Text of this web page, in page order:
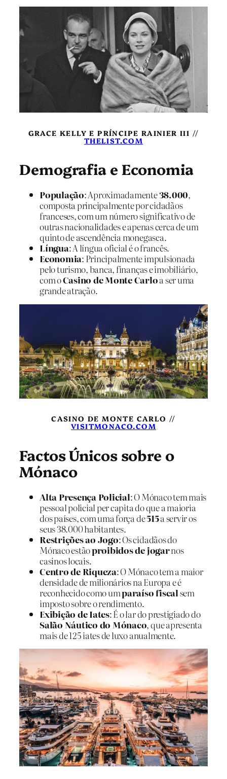
GRACE KELLY E PRÍNCIPE RAINIER III //
THELIST.COM
Demografia e Economia
População: Aproximadamente38.000,
composta principalmente por cidadãos
franceses, com um número significativo de
outras nacionalidades e apenas cerca de um
quinto de ascendência monegasca.
Língua: A língua oficial é o francês.
Economia: Principalmente impulsionada
pelo turismo, banca, finanças e imobiliário,
com oCasino de Monte Carloa ser uma
grande atração.
CASINO DE MONTE CARLO //
VISITMONACO.COM
Factos Únicos sobre o
Mónaco
Alta Presença Policial: O Mónaco tem mais
pessoal policial per capita do que a maioria
dos países, com uma força de515a servir os
seus 38.000 habitantes.
Restrições ao Jogo: Os cidadãos do
Mónaco estãoproibidos de jogarnos
casinos locais.
Centro de Riqueza: O Mónaco tem a maior
densidade de milionários na Europa e é
reconhecido como umparaíso fiscalsem
imposto sobre o rendimento.
Exibição de Iates: É o lar do prestigiado do
Salão Náutico do Mónaco, que apresenta
mais de 125 iates de luxo anualmente.